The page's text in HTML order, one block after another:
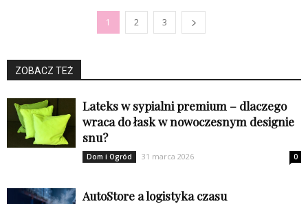
1 2 3
ZOBACZ TEŻ
Lateks w sypialni premium – dlaczego
wraca do łask w nowoczesnym designie
snu?
Dom i Ogród 31 marca 2026 0
AutoStore a logistyka czasu